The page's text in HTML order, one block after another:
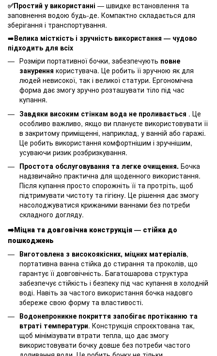
✅Простий у використанні — швидке встановлення та
заповнення водою будь-де. Компактно складається для
зберігання і транспортування.
➡️Велика місткість і зручність використання — чудово
підходить для всіх
Розміри портативної бочки, забезпечують повне
занурення користувача. Це робить її зручною як для
людей невисокої, так і великої статури. Ергономічна
форма дає змогу зручно розташувати тіло під час
купання.
Завдяки високим стінкам вода не проливається . Це
особливо важливо, якщо ви плануєте використовувати її
в закритому приміщенні, наприклад, у ванній або гаражі.
Це робить використання комфортнішим і зручнішим,
усуваючи ризик розбризкування.
Простота обслуговування та легке очищення. Бочка
надзвичайно практична для щоденного використання.
Після купання просто спорожніть її та протріть, щоб
підтримувати чистоту та гігієну. Це рішення дає змогу
насолоджуватися крижаними ваннами без потреби
складного догляду.
➡️Міцна та довговічна конструкція — стійка до
пошкоджень
Виготовлена з високоякісних, міцних матеріалів,
портативна ванна стійка до стирання та проколів, що
гарантує її довговічність. Багатошарова структура
забезпечує стійкість і безпеку під час купання в холодній
воді. Навіть за частого використання бочка надовго
збереже свою форму та властивості.
Водонепроникне покриття запобігає протіканню та
втраті температури. Конструкція спроєктована так,
щоб мінімізувати втрати тепла, що дає змогу
використовувати бочку довше без потреби частого